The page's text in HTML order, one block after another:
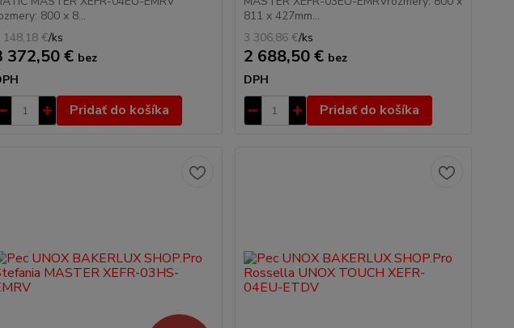
800 x 8...
148,18 €/ks
372,50 € bez
Pridať do košíka
811 x 427mm...
3 306,86 €/ks
2 688,50 € bez
DPH
Pridať do košíka